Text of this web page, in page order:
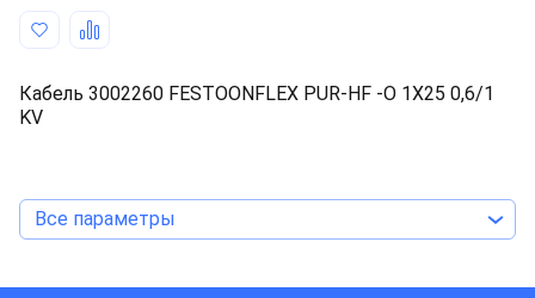
Кабель 3002260 FESTOONFLEX PUR-HF -O 1X25 0,6/1
KV
Все параметры